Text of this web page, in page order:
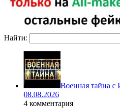
Найти:
Военная тайна с
08.08.2026
4 комментария